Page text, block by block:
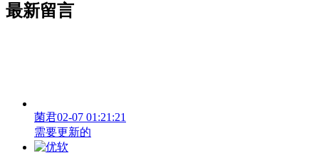
最新留言
菌君02-07 01:21:21
需要更新的